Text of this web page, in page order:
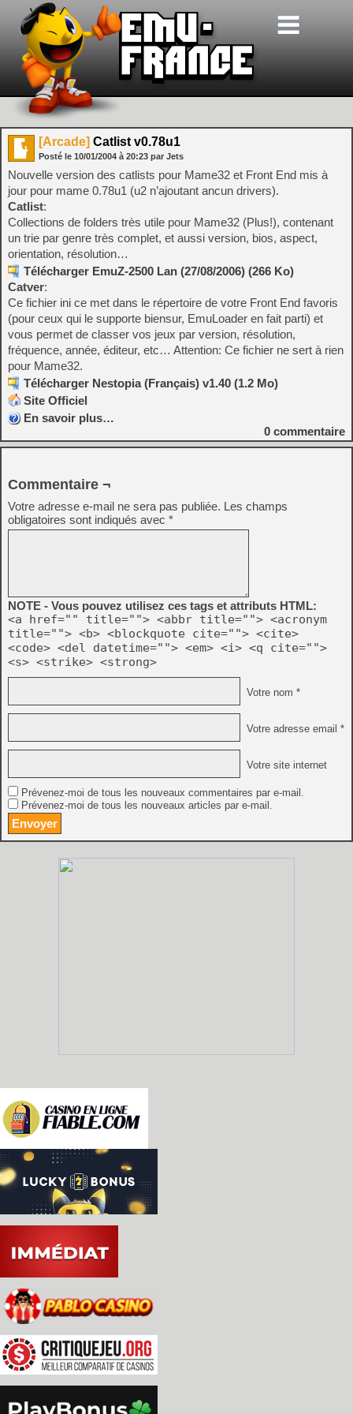
[Arcade] Catlist v0.78u1
Posté le 10/01/2004 à 20:23 par Jets
Nouvelle version des catlists pour Mame32 et Front End mis à
jour pour mame 0.78u1 (u2 n’ajoutant ancun drivers).
Catlist:
Collections de folders très utile pour Mame32 (Plus!), contenant
un trie par genre très complet, et aussi version, bios, aspect,
orientation, résolution…
Télécharger EmuZ-2500 Lan (27/08/2006) (266 Ko)
Catver:
Ce fichier ini ce met dans le répertoire de votre Front End favoris
(pour ceux qui le supporte biensur, EmuLoader en fait parti) et
vous permet de classer vos jeux par version, résolution,
fréquence, année, éditeur, etc… Attention: Ce fichier ne sert à rien
pour Mame32.
Télécharger Nestopia (Français) v1.40 (1.2 Mo)
Site Officiel
En savoir plus…
0 commentaire
Commentaire ¬
Votre adresse e-mail ne sera pas publiée. Les champs
obligatoires sont indiqués avec *
NOTE - Vous pouvez utilisez ces tags et attributs HTML:
<a href="" title=""> <abbr title=""> <acronym
title=""> <b> <blockquote cite=""> <cite>
<code> <del datetime=""> <em> <i> <q cite="">
<s> <strike> <strong>
Votre nom *
Votre adresse email *
Votre site internet
Prévenez-moi de tous les nouveaux commentaires par e-mail.
Prévenez-moi de tous les nouveaux articles par e-mail.